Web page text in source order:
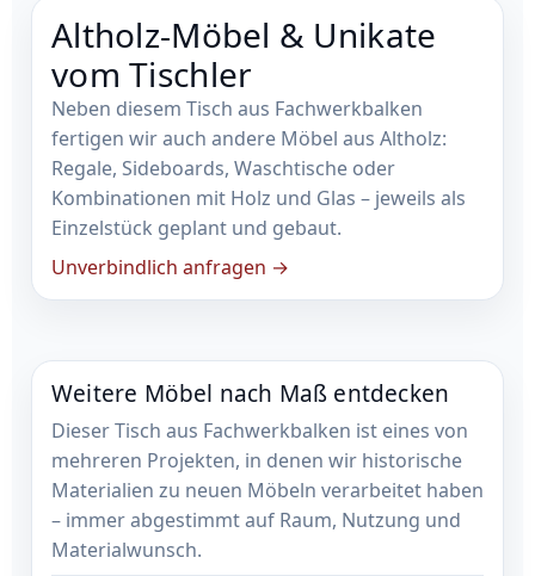
Altholz-Möbel & Unikate
vom Tischler
Neben diesem Tisch aus Fachwerkbalken
fertigen wir auch andere Möbel aus Altholz:
Regale, Sideboards, Waschtische oder
Kombinationen mit Holz und Glas – jeweils als
Einzelstück geplant und gebaut.
Unverbindlich anfragen →
Weitere Möbel nach Maß entdecken
Dieser Tisch aus Fachwerkbalken ist eines von
mehreren Projekten, in denen wir historische
Materialien zu neuen Möbeln verarbeitet haben
– immer abgestimmt auf Raum, Nutzung und
Materialwunsch.